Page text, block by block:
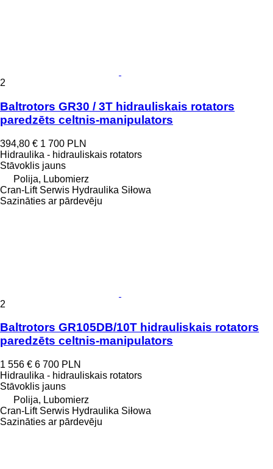
2
Baltrotors GR30 / 3T hidrauliskais rotators
paredzēts celtnis-manipulators
394,80 € 1 700 PLN
Hidraulika - hidrauliskais rotators
Stāvoklis jauns
Polija, Lubomierz
Cran-Lift Serwis Hydraulika Siłowa
Sazināties ar pārdevēju
2
Baltrotors GR105DB/10T hidrauliskais rotators
paredzēts celtnis-manipulators
1 556 € 6 700 PLN
Hidraulika - hidrauliskais rotators
Stāvoklis jauns
Polija, Lubomierz
Cran-Lift Serwis Hydraulika Siłowa
Sazināties ar pārdevēju